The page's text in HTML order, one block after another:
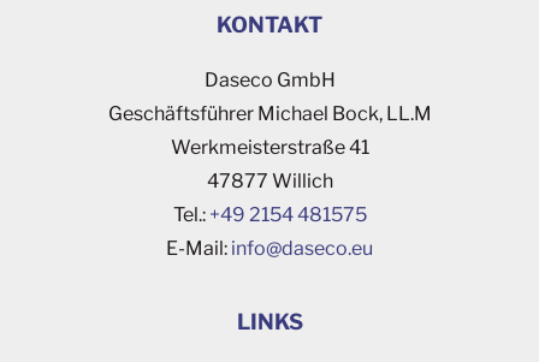
KONTAKT
Daseco GmbH
Geschäftsführer Michael Bock, LL.M
Werkmeisterstraße 41
47877 Willich
Tel.: +49 2154 481575
E-Mail:
ue.oc
esad@
ofni
LINKS